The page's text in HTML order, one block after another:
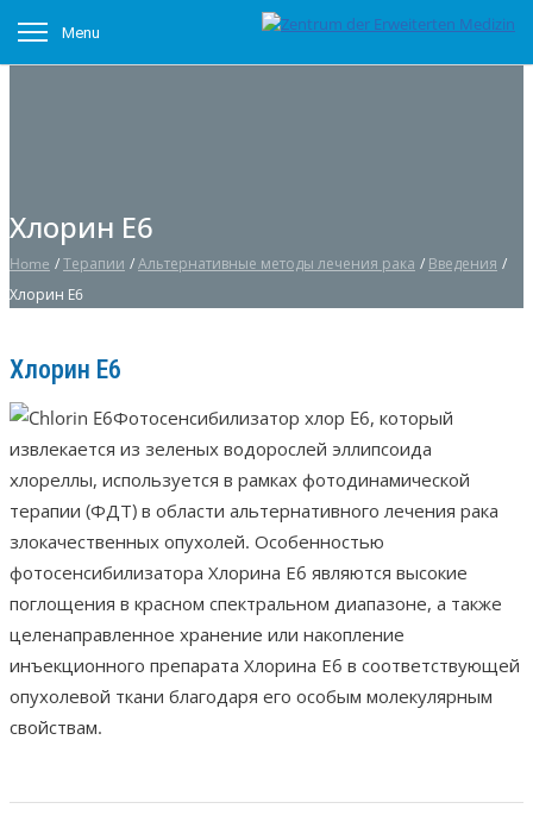
Хлорин Е6
Home /Терапии /Альтернативные методы лечения рака / Введения /
Хлорин Е6
Хлорин Е6
Фотосенсибилизатор хлор E6, который
извлекается из зеленых водорослей эллипсоида
хлореллы, используется в рамках фотодинамической
терапии (ФДТ) в области альтернативного лечения рака
злокачественных опухолей. Особенностью
фотосенсибилизатора Хлорина Е6 являются высокие
поглощения в красном спектральном диапазоне, а также
целенаправленное хранение или накопление
инъекционного препарата Хлорина Е6 в соответствующей
опухолевой ткани благодаря его особым молекулярным
свойствам.
Menu